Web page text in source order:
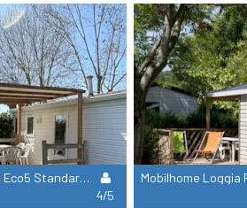
Mobilhome Eco5 Standard 26M² - 2 Habitaciones + Cubierta (Sin Tv)
4/5